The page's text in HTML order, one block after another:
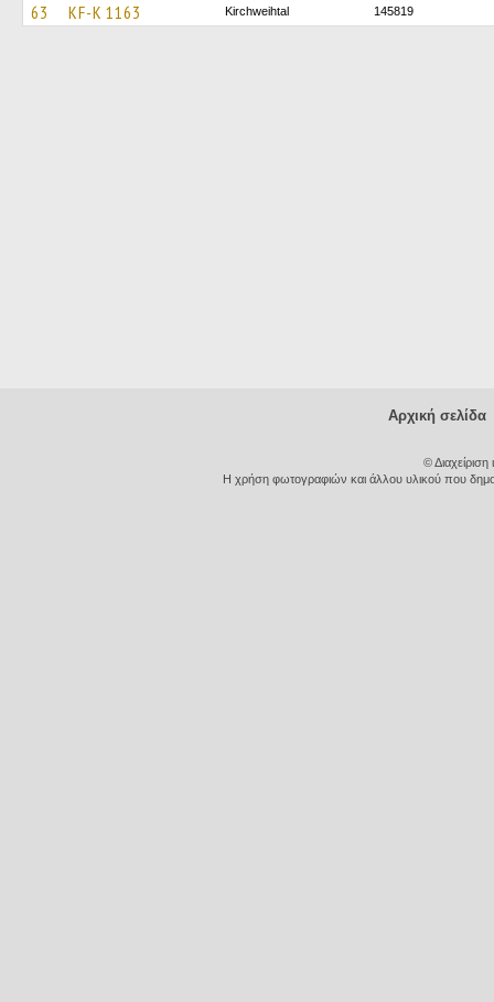
63 KF-K 1163 Kirchweihtal 145819
Αρχική σελίδα
©
Η χρήση φωτογραφιών και άλλου υλικού που